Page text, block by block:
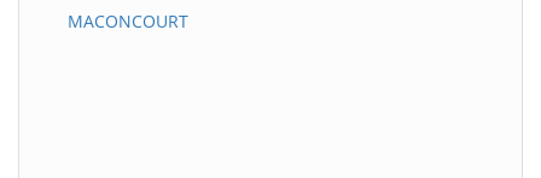
MACONCOURT